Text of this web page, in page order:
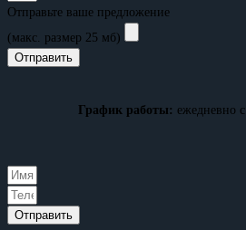
Отправьте ваше предложение
(макс. размер 25 мб)
Отправить
График работы: ежедневно с
Отправить